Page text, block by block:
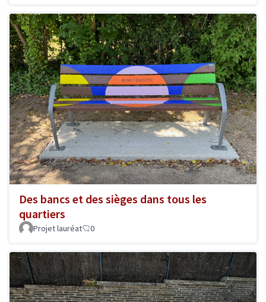
Des bancs et des sièges dans tous les
quartiers
Projet lauréat 0